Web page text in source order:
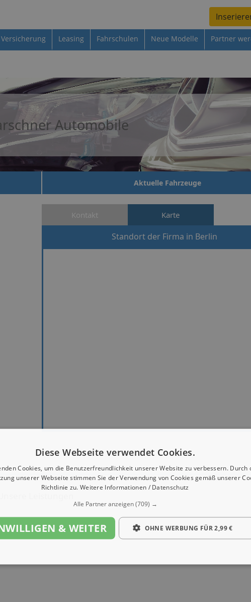
Versicherung Leasing Fahrschulen Neue Modelle Partner
Automobile
Aktuelle Fahrzeuge
Kontakt Karte
Standort der Firma in Berlin
Diese Webseite verwendet Cookies.
Cookies, um die Benutzerfreundlichkeit unserer Website zu verbessern. Durch
unserer Webseite stimmen Sie der Verwendung von Cookies gemäß unserer
Richtlinie zu. Weitere Informationen / Datenschutz
Alle Partner anzeigen(709) →
& WEITER OHNE WERBUNG FÜR 2,99 €